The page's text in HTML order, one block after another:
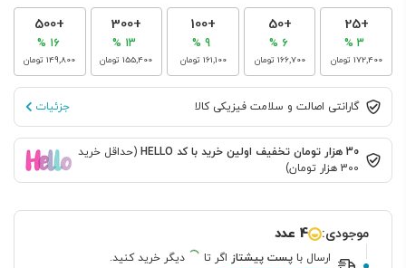
+25
‎172٬400 تومان
+50
6 %
‎166٬700 تومان
+100
‎161٬100 تومان
+300
‎155٬400 تومان
+500
16 %
‎149٬800 تومان
گارانتی اصالت و سلامت فیزیکی کالا جزئیات
30 هزار تومان تخفیف اولین خرید با کد HELLO
(حداقل خرید
300 هزار تومان)
موجودی: 4 عدد
ارسال با پست پیشتاز اگر تا دیگر خرید کنید.